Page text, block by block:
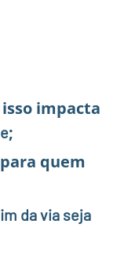
impacta
;
quem
da via seja